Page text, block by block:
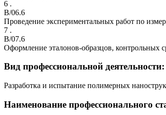
6 .
B/06.6
Проведение экспериментальных работ по
7 .
B/07.6
Оформление эталонов-образцов, контрольных
Вид профессиональной деятельности:
Разработка и испытание полимерных
Наименование профессионального